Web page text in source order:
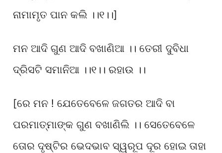
ନାମାମୃତ ପାନ କଲି ।।୧।।]
ମନ ଆଦି ଗୁଣ ଆଦି ବଖାଣିଆ ।। ତେରୀ ଦୁବିଧା
ଦ୍ରିସଟି ସମାନିଆ ।।୧।। ରହାଉ ।।
[ରେ ମନ ! ଯେତେବେଳେ ଜଗତର ଆଦି ବା
ପରମାତ୍ମାଙ୍କ ଗୁଣ ବଖାଣିଲି ।। ସେତେବେଳେ
ତୋର ଦୃଷ୍ଟିର ଭେଦଭାବ ସ୍ୱରୂପ ଦୂର ହୋଇ ତାହା